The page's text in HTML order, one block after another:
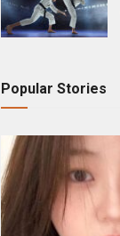
Popular Stories